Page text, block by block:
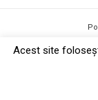
Acest site